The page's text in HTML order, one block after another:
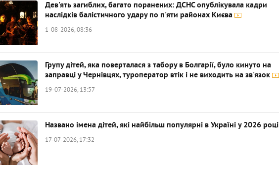
Дев'ять загиблих, багато поранених: ДСНС опублікувала кадри
наслідків балістичного удару по п'яти районах Києва
1-08-2026, 08:36
Групу дітей, яка поверталася з табору в Болгарії, було кинуто на
заправці у Чернівцях, туроператор втік і не виходить на зв'язок
19-07-2026, 13:57
Названо імена дітей, які найбільш популярні в Україні у 2026 році
17-07-2026, 17:32